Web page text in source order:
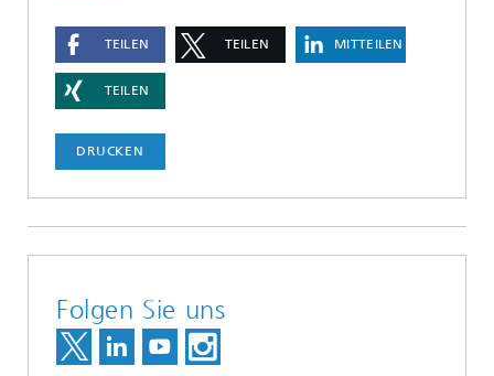
TEILEN TEILEN MITTEILEN
TEILEN
DRUCKEN
Folgen Sie uns